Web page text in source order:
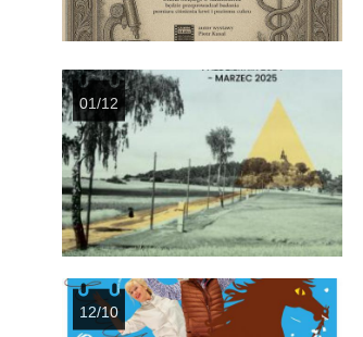
01/12
12/10